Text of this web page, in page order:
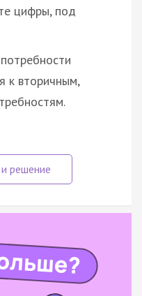
цифры, под
к вторичным,